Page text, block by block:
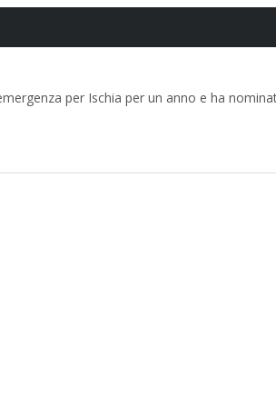
per Ischia per un anno e ha